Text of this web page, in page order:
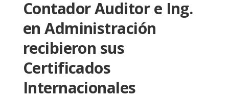
Contador Auditor e Ing.
en Administración
recibieron sus
Certificados
Internacionales